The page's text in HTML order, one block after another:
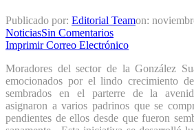
Publicado por: Editorial Teamon:
NoticiasSin Comentarios
Imprimir Correo Electrónico
Moradores del sector de la González
emocionados por el lindo crecimiento
sembrados en el parterre de la
asignaron a varios padrinos que se
pendientes de ellos desde que fueron